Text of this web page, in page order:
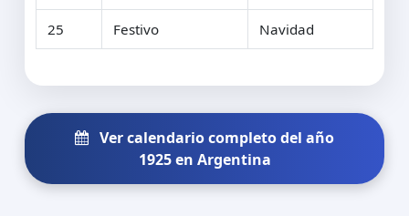
25 Festivo Navidad
Ver calendario completo del año
1925 en Argentina